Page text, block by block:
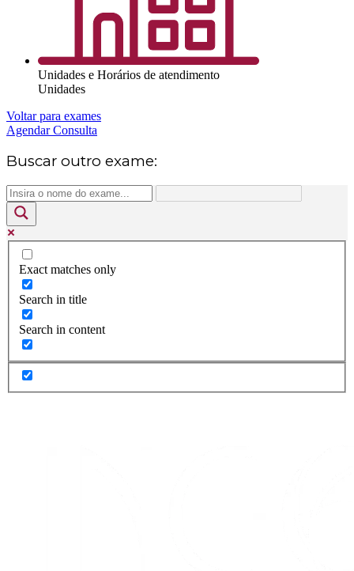
Unidades e Horários de atendimento
Unidades
Voltar para exames
Agendar Consulta
Buscar outro exame:
Exact matches only
Search in title
Search in content